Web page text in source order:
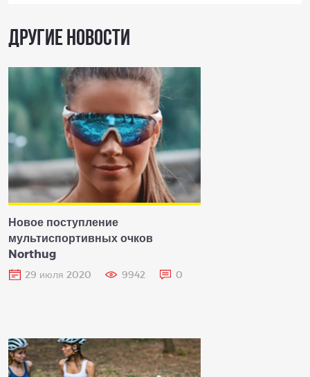
Другие новости
Новое поступление
мультиспортивных очков
Northug
29 июля 2020 9942 0